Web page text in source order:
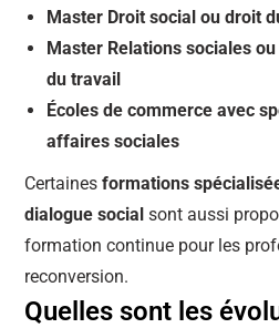
Master Droit social ou droit
Master Relations sociales
du travail
Écoles de commerce avec
affaires sociales
Certainesformations
dialogue social sont aussi
formation continue pour les
reconversion.
Quelles sont les